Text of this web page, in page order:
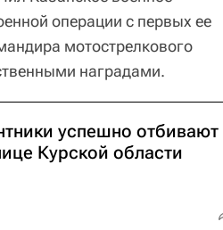
операции с первых ее
мотострелкового
наградами.
успешно отбивают
Курской области